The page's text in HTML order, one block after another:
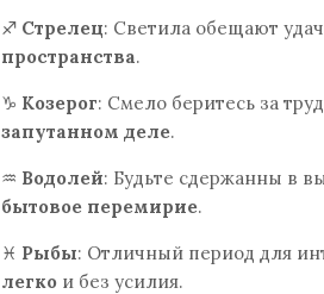
♐ Стрелец: Светила обещают
пространства.
♑ Козерог: Смело беритесь за
запутанном деле.
♒ Водолей: Будьте сдержанны в
бытовое перемирие.
♓ Рыбы: Отличный период для
легко и без усилия.